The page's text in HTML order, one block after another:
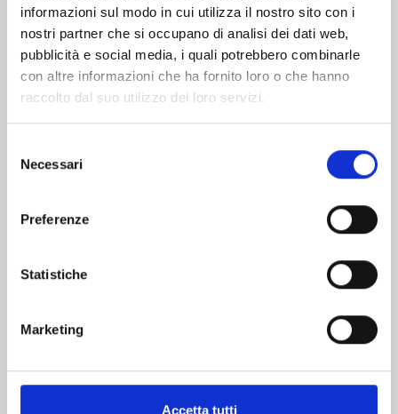
informazioni sul modo in cui utilizza il nostro sito con i
nostri partner che si occupano di analisi dei dati web,
pubblicità e social media, i quali potrebbero combinarle
con altre informazioni che ha fornito loro o che hanno
raccolto dal suo utilizzo dei loro servizi.
delNecessari
Preferenze
Statistiche
Marketing
Accetta tutti